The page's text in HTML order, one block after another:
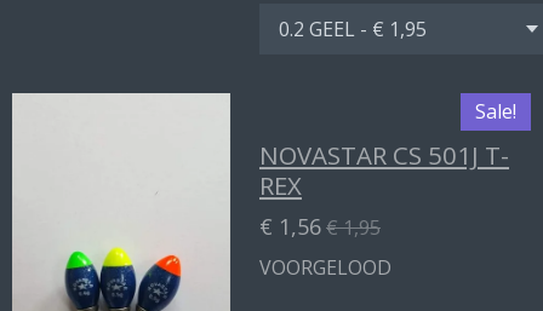
Sale!
NOVASTAR CS 501J T-
REX
€ 1,56€ 1,95
VOORGELOOD